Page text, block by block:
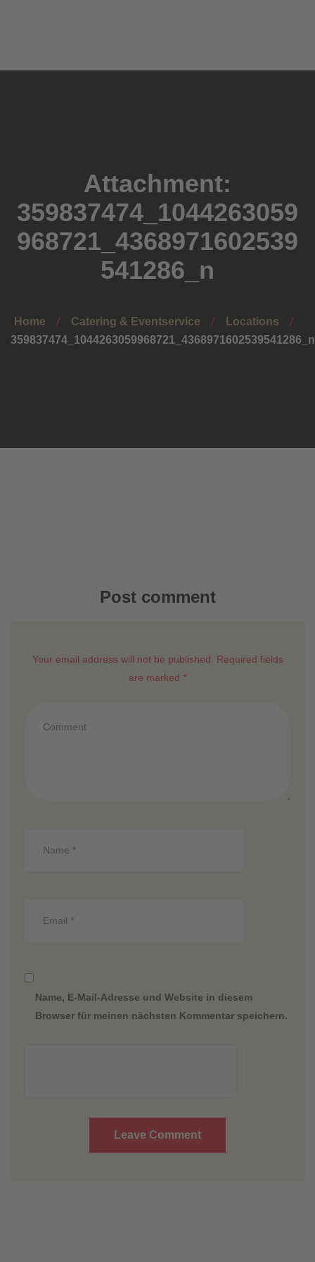
Mittagstisch
Über uns
Attachment:
359837474_1044263059
968721_4368971602539
541286_n
Home Catering & Eventservice
Locations
359837474_1044263059968721_4368971602539541286_n
Post comment
Your email address will not be published. Required fields
are marked *
Name, E-Mail-Adresse und Website in diesem
Browser für meinen nächsten Kommentar speichern.